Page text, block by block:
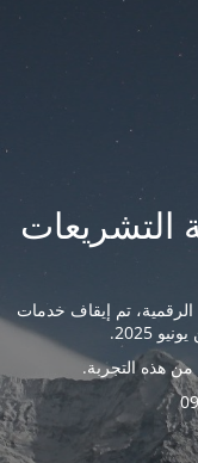
تم إيقاف خدمات
2025.
هذه التجربة.